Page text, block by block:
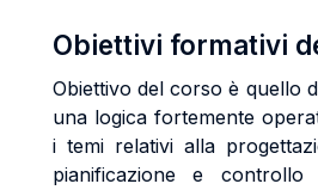
Obiettivi formativi
Obiettivo del corso è quello
una logica fortemente
i temi relativi alla
pianificazione e controllo